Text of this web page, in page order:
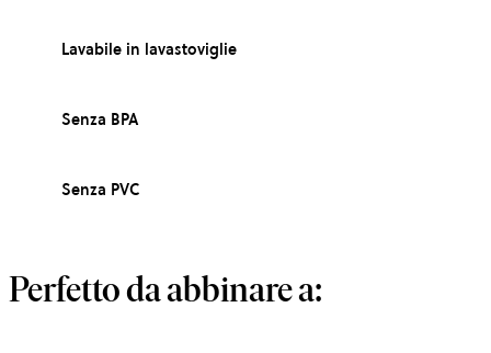
Lavabile in lavastoviglie
Senza BPA
Senza PVC
Perfetto da abbinare a: